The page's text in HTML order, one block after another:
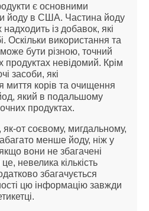
є основними
йоду в США. Частина йоду
із добавок, які
Оскільки використання та
може бути різною, точний
продуктах невідомий. Крім
засоби, які
миття корів та очищення
який в подальшому
продуктах.
от соєвому, мигдальному,
менше йоду, ніж у
вони не збагачені
невелика кількість
збагачується
цю інформацію завжди